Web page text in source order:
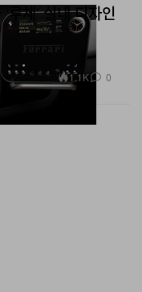
루체’ 실내 디자인
1.1K 0